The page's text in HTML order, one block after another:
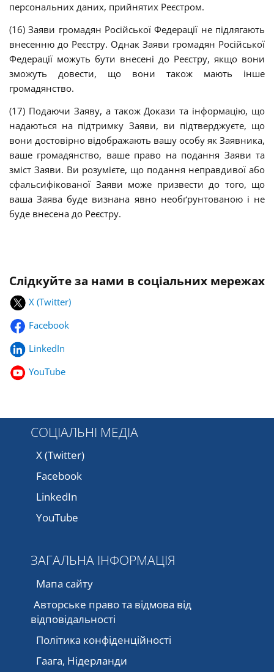
персональних даних, прийнятих Реєстром.
(16) Заяви громадян Російської Федерації не підлягають
внесенню до Реєстру. Однак Заяви громадян Російської
Федерації можуть бути внесені до Реєстру, якщо вони
зможуть довести, що вони також мають інше
громадянство.
(17) Подаючи Заяву, а також Докази та інформацію, що
надаються на підтримку Заяви, ви підтверджуєте, що
вони достовірно відображають вашу особу як Заявника,
ваше громадянство, ваше право на подання Заяви та
зміст Заяви. Ви розумієте, що подання неправдивої або
сфальсифікованої Заяви може призвести до того, що
ваша Заява буде визнана явно необґрунтованою і не
буде внесена до Реєстру.
Слідкуйте за нами в соціальних мережах
X (Twitter)
Facebook
LinkedIn
YouTube
СОЦІАЛЬНІ МЕДІА
X (Twitter)
Facebook
LinkedIn
YouTube
ЗАГАЛЬНА ІНФОРМАЦІЯ
Мапа сайту
Авторське право та відмова від
відповідальності
Політика конфіденційності
Гаага, Нідерланди